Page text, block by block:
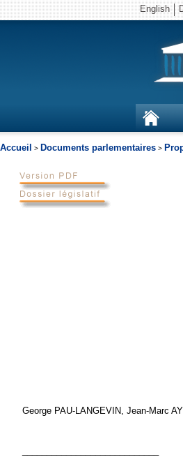
English
Accueil > Documents parlementaires >
George PAU-LANGEVIN, Jean-Marc